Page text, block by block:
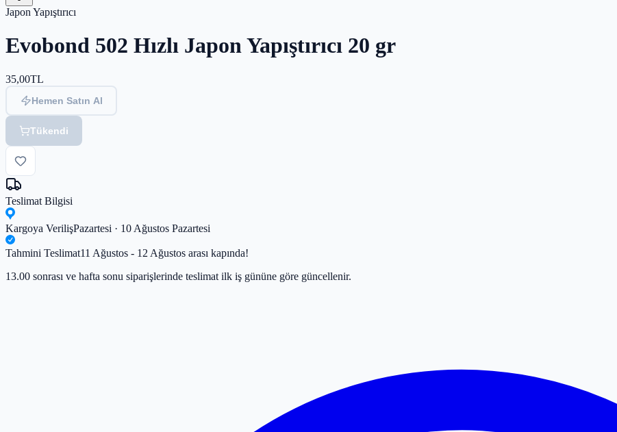
Japon Yapıştırıcı
Evobond 502 Hızlı Japon Yapıştırıcı 20 gr
35,00TL
Hemen Satın Al
Tükendi
Teslimat Bilgisi
Kargoya VerilişPazartesi · 10 Ağustos Pazartesi
Tahmini Teslimat11 Ağustos - 12 Ağustos arası kapında!
13.00 sonrası ve hafta sonu siparişlerinde teslimat ilk iş gününe göre güncellenir.